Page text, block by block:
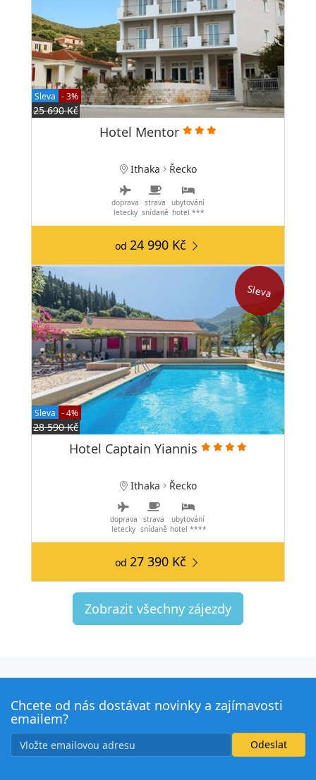
Sleva - 3%
25 690 Kč
Hotel Mentor
Ithaka Řecko
doprava
letecky
strava
snídaně
ubytování
hotel ***
od 24 990 Kč
Sleva
Sleva - 4%
28 590 Kč
Hotel Captain Yiannis
Ithaka Řecko
doprava
letecky
strava
snídaně
ubytování
hotel ****
od 27 390 Kč
Zobrazit všechny zájezdy
Chcete od nás dostávat novinky a zajímavosti
emailem?